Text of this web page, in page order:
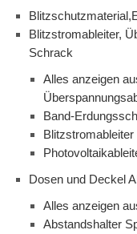
Blitzstromableiter,
Schrack
Alles anzeigen
Band-
Dosen und Deckel
Alles anzeigen
Abstandshalter